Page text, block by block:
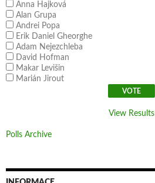
Anna Hajková
Alan Grupa
Andrei Popa
Erik Daniel Gheorghe
Adam Nejezchleba
David Hofman
Makar Levišin
Marián Jirout
View Results
Polls Archive